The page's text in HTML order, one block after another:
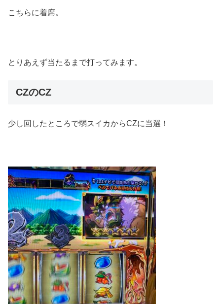
こちらに着席。
とりあえず当たるまで打ってみます。
CZのCZ
少し回したところで弱スイカからCZに当選！